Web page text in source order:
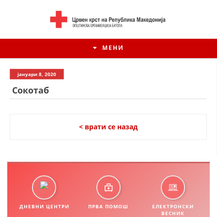
МЕНИ
ИСТОРИЈАТ НА ЦКРМ
ИСТОРИЈАТ НА ДВИЖЕЊЕТО
јануари 8, 2020
Сокотаб
< врати се назад
ДНЕВНИ ЦЕНТРИ ПРВА ПОМОШ
ЕЛЕКТРОНСКИ
ВЕСНИК